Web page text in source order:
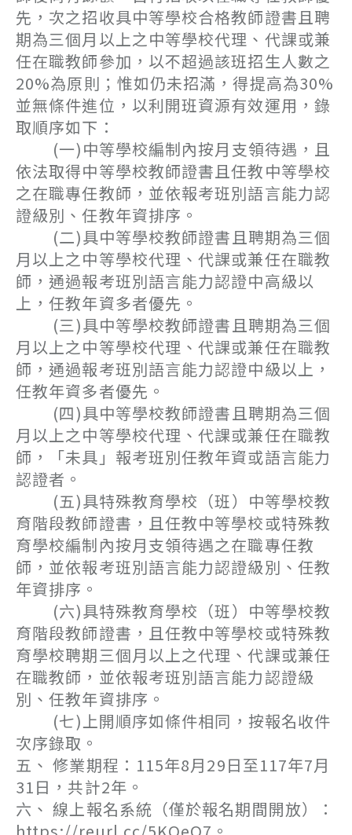
先，次之招收具中等學校合格教師證書且聘
期為三個月以上之中等學校代理、代課或兼
任在職教師參加，以不超過該班招生人數之
20%為原則；惟如仍未招滿，得提高為30%
並無條件進位，以利開班資源有效運用，錄
取順序如下：
(一)中等學校編制內按月支領待遇，且
依法取得中等學校教師證書且任教中等學校
之在職專任教師，並依報考班別語言能力認
證級別、任教年資排序。
(二)具中等學校教師證書且聘期為三個
月以上之中等學校代理、代課或兼任在職教
師，通過報考班別語言能力認證中高級以
上，任教年資多者優先。
(三)具中等學校教師證書且聘期為三個
月以上之中等學校代理、代課或兼任在職教
師，通過報考班別語言能力認證中級以上，
任教年資多者優先。
(四)具中等學校教師證書且聘期為三個
月以上之中等學校代理、代課或兼任在職教
師，「未具」報考班別任教年資或語言能力
認證者。
(五)具特殊教育學校（班）中等學校教
育階段教師證書，且任教中等學校或特殊教
育學校編制內按月支領待遇之在職專任教
師，並依報考班別語言能力認證級別、任教
年資排序。
(六)具特殊教育學校（班）中等學校教
育階段教師證書，且任教中等學校或特殊教
育學校聘期三個月以上之代理、代課或兼任
在職教師，並依報考班別語言能力認證級
別、任教年資排序。
(七)上開順序如條件相同，按報名收件
次序錄取。
五、 修業期程：115年8月29日至117年7月
31日，共計2年。
六、 線上報名系統（僅於報名期間開放）：